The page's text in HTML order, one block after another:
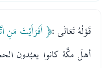
قَوْلُهُ تَعَالَى :﴿ أَفَرَأَيْتَ مَنِ
أهلَ مكَّة كانوا يعبُدون